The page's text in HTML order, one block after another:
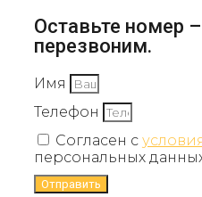
Оставьте номер
перезвоним.
Имя
Телефон
Согласен с
персональных
Отправить